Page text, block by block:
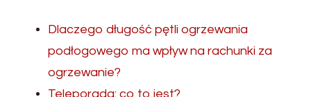
Dlaczego długość pętli ogrzewania
podłogowego ma wpływ na rachunki za
ogrzewanie?
Teleporada: co to jest?